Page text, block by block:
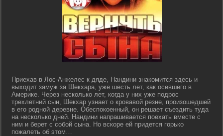
Приехав в Лос-Анжелес к дяде, Нандини знакомится здесь и
выходит замуж за Шекхара, уже шесть лет, как осевшего в
Америке. Через несколько лет, когда у них уже подрос
трехлетний сын, Шекхар узнает о кровавой резне, произошедшей
в его родной деревне. Обеспокоенный, он решает съездить туда
на несколько дней. Нандини напрашивается поехать вместе с
ним и берет с собой сына. Но вскоре ей придется горько
пожалеть об этом…